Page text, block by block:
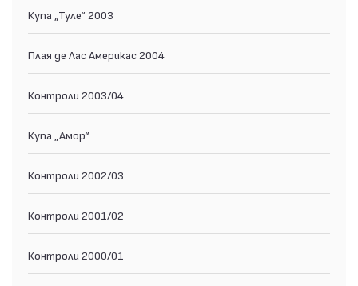
Купа „Туле“ 2003
Плая де Лас Америкас 2004
Контроли 2003/04
Купа „Амор“
Контроли 2002/03
Контроли 2001/02
Контроли 2000/01